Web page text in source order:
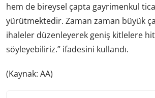
hem de bireysel çapta gayrimenkul
yürütmektedir. Zaman zaman büyük
ihaleler düzenleyerek geniş kitlelere
söyleyebiliriz.” ifadesini kullandı.
(Kaynak: AA)